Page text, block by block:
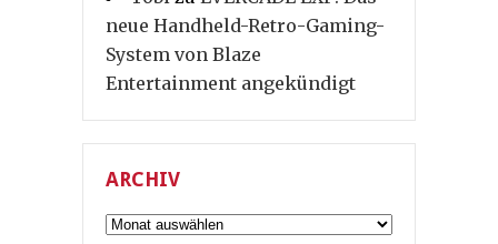
neue Handheld-Retro-Gaming-
System von Blaze
Entertainment angekündigt
ARCHIV
Archiv